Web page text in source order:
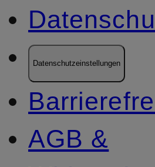
Datenschutzeinstellungen
AGB &